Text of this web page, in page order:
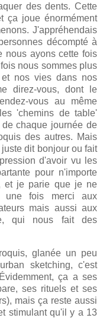
des dents. Cette
ça joue énormément
J'appréhendais
décompté à
nous ayons cette fois
nous sommes plus
nos vies dans nos
direz-vous, dont le
vous au même
'chemins de table'
chaque journée de
des autres. Mais
dit bonjour ou fait
d'avoir vu les
pour n'importe
et je parie que je ne
une fois merci aux
mais aussi aux
qui nous fait des
glanée un peu
sketching, c'est
ça a ses
ses rituels et ses
mais ça reste aussi
stimulant qu'il y a 13